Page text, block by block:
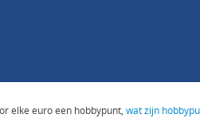
elke euro een hobbypunt,wat zijn